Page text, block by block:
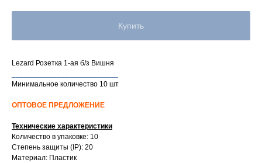
Купить
Lezard Розетка 1-ая б/з Вишня
Минимальное количество 10 шт
ОПТОВОЕ ПРЕДЛОЖЕНИЕ
Технические характеристики
Количество в упаковке: 10
Степень защиты (IP): 20
Материал: Пластик